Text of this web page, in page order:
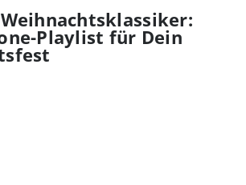
Playlist für Dein